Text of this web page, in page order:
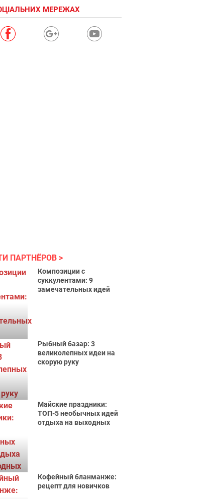
МЕРЕЖАХ
ПАРТНЁРОВ
Композиции с
суккулентами: 9
замечательных идей
Рыбный базар: 3
великолепных идеи на
скорую руку
Майские праздники:
ТОП-5 необычных идей
отдыха на выходных
Кофейный бланманже:
рецепт для новичков